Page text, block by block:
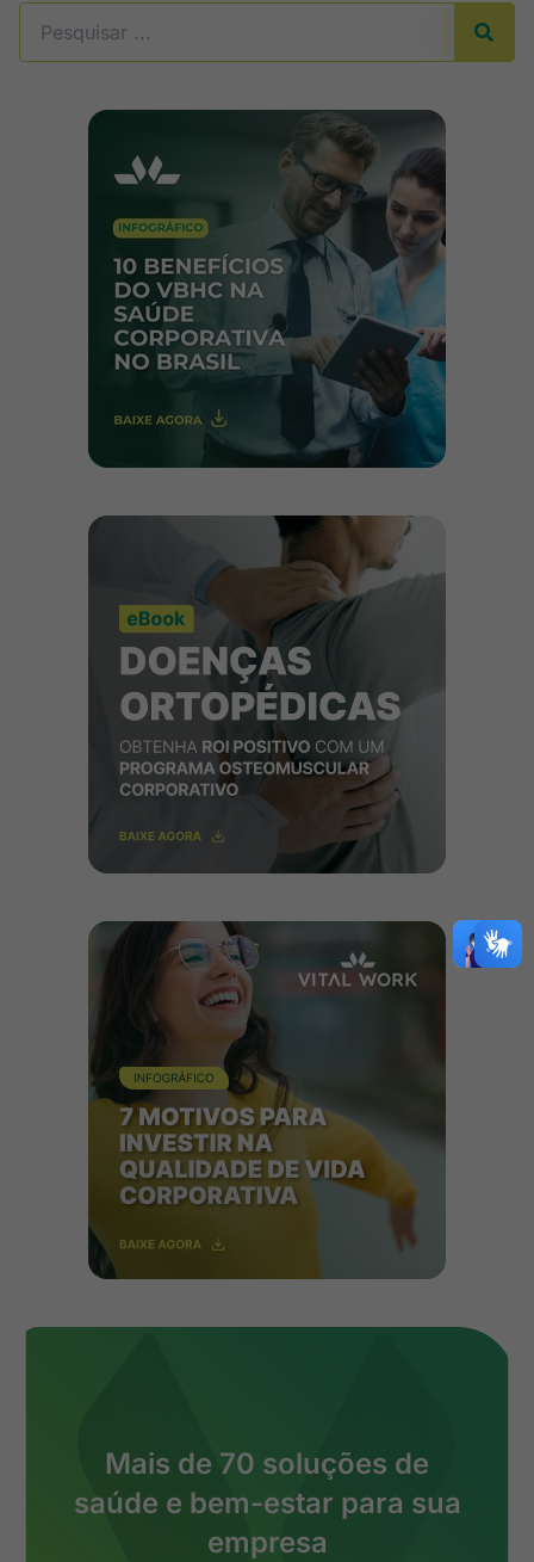
Mais de 70 soluções de
saúde e bem-estar para sua
empresa